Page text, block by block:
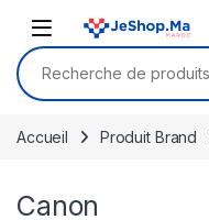
Recherche pour :
Accueil Produit Brand
Canon